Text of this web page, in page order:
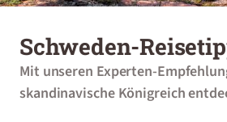
Schweden-
Mit unseren Experten-
skandinavische Königreich